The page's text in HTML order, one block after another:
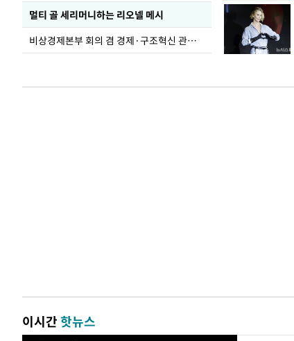
멀티 골 세리머니하는 리오넬 메시
비상경제본부 회의 겸 경제·구조혁신 관계장관회의
이시간핫뉴스